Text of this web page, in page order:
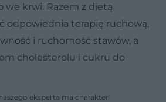
we krwi. Razem z dietą
odpowiednia terapię ruchową,
i ruchomość stawów, a
cholesterolu i cukru do
eksperta ma charakter